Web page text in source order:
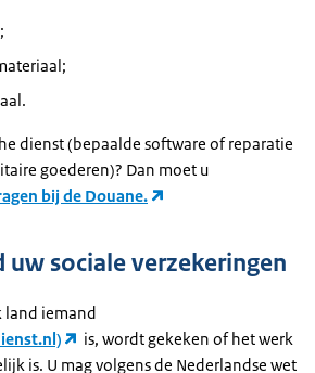
dienst (bepaalde software of reparatie
goederen)? Dan moet u
bij de Douane.
uw sociale verzekeringen
land iemand
is, wordt gekeken of het werk
is. U mag volgens de Nederlandse wet